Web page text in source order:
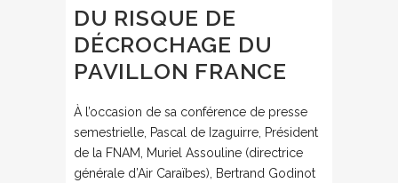
DU RISQUE DE
DÉCROCHAGE DU
PAVILLON FRANCE
À l’occasion de sa conférence de presse
semestrielle, Pascal de Izaguirre, Président
de la FNAM, Muriel Assouline (directrice
générale d’Air Caraïbes), Bertrand Godinot